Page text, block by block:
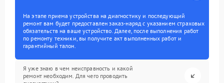
На этапе приема устройства на диагностику и последующий
ремонт вам будет предоставлен заказ-наряд с указанием страховых
обязательств на ваше устройство. Далее, после выполнения работ
по ремонту техники, вы получите акт выполненных работ и
гарантийный талон.
Я уже знаю в чем неисправность и какой
ремонт необходим. Для чего проводить